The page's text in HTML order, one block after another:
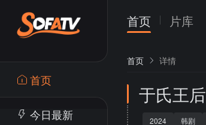
首页
今日最新
首页 片库
首页 详情
于氏王后
2024 韩剧